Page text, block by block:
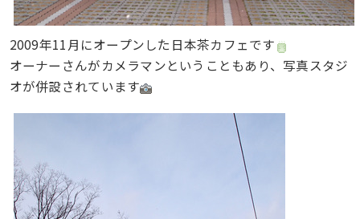
2009年11月にオープンした日本茶カフェです
オーナーさんがカメラマンということもあり、写真スタジ
オが併設されています